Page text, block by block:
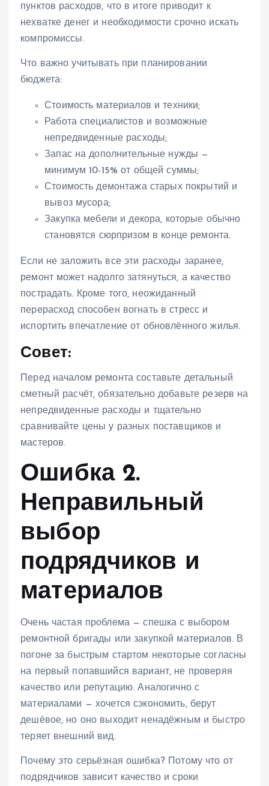
пунктов расходов, что в итоге приводит к
нехватке денег и необходимости срочно искать
компромиссы.
Что важно учитывать при планировании
бюджета:
Стоимость материалов и техники;
Работа специалистов и возможные
непредвиденные расходы;
Запас на дополнительные нужды —
минимум 10-15% от общей суммы;
Стоимость демонтажа старых покрытий и
вывоз мусора;
Закупка мебели и декора, которые обычно
становятся сюрпризом в конце ремонта.
Если не заложить все эти расходы заранее,
ремонт может надолго затянуться, а качество
пострадать. Кроме того, неожиданный
перерасход способен вогнать в стресс и
испортить впечатление от обновлённого жилья.
Совет:
Перед началом ремонта составьте детальный
сметный расчёт, обязательно добавьте резерв на
непредвиденные расходы и тщательно
сравнивайте цены у разных поставщиков и
мастеров.
Ошибка 2.
Неправильный
выбор
подрядчиков и
материалов
Очень частая проблема — спешка с выбором
ремонтной бригады или закупкой материалов. В
погоне за быстрым стартом некоторые согласны
на первый попавшийся вариант, не проверяя
качество или репутацию. Аналогично с
материалами — хочется сэкономить, берут
дешёвое, но оно выходит ненадёжным и быстро
теряет внешний вид.
Почему это серьёзная ошибка? Потому что от
подрядчиков зависит качество и сроки